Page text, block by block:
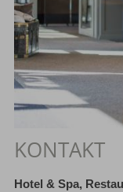
KONTAKT
Hotel & Spa,